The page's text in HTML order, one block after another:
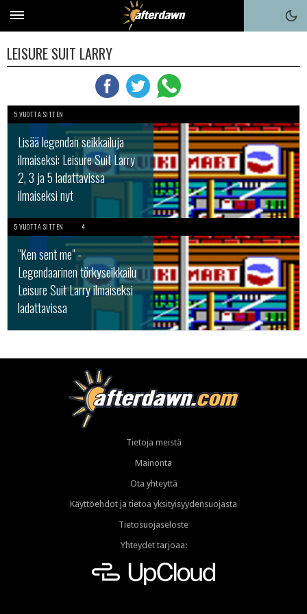
LEISURE SUIT LARRY
5 VUOTTA SITTEN
Lisää legendan seikkailuja
ilmaiseksi: Leisure Suit Larry
2, 3 ja 5 ladattavissa
ilmaiseksi nyt
5 VUOTTA SITTEN 4
"Ken sent me" -
Legendaarinen törkyseikkailu
Leisure Suit Larry ilmaiseksi
ladattavissa
Tietoja meistä
Mainonta
Ota yhteyttä
Käyttöehdot ja tietoa yksityisyydensuojasta
Tietosuojaseloste
Yhteydet tarjoaa: